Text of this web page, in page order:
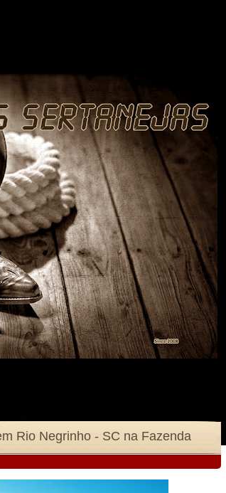
Rio Negrinho - SC na Fazenda